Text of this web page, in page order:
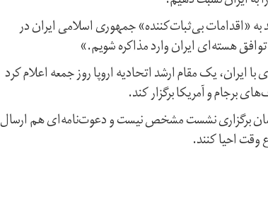
«اقدامات بی‌ثبات‌کننده» جمهوری اسلامی ایران در
ایران، یک مقام ارشد اتحادیه اروپا روز جمعه اعلام کرد
برجام و آمریکا برگزار کند.
زمان برگزاری نشست مشخص نیست و دعوت‌نامه‌ای هم ارسال
احیا کنند.